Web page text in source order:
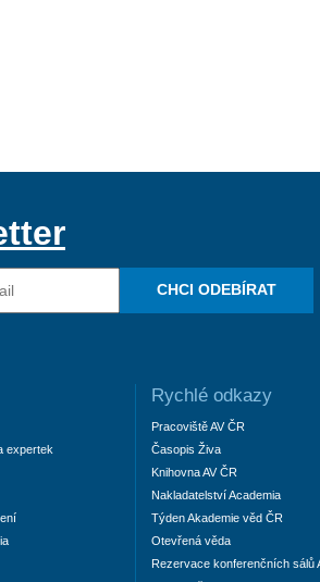
CHCI ODEBÍRAT
expertek
Rychlé odkazy
Pracoviště AV ČR
Časopis Živa
Knihovna AV ČR
Nakladatelství Academia
Týden Akademie věd ČR
Otevřená věda
Rezervace konferenčních sálů